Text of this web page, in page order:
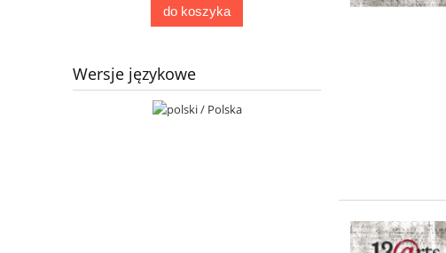
do koszyka do
Wersje językowe